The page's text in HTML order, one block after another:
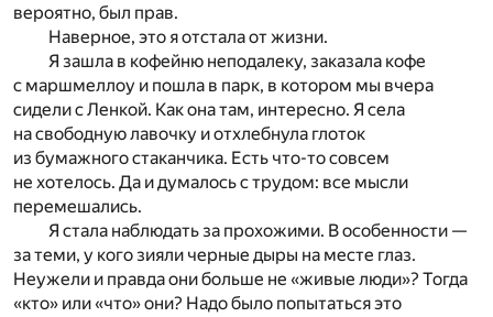
вероятно, был прав.
Наверное, это я отстала от жизни.
Я зашла в кофейню неподалеку, заказала кофе
с маршмеллоу и пошла в парк, в котором мы вчера
сидели с Ленкой. Как она там, интересно. Я села
на свободную лавочку и отхлебнула глоток
из бумажного стаканчика. Есть что-то совсем
не хотелось. Да и думалось с трудом: все мысли
перемешались.
Я стала наблюдать за прохожими. В особенности —
за теми, у кого зияли черные дыры на месте глаз.
Неужели и правда они больше не «живые люди»? Тогда
«кто» или «что» они? Надо было попытаться это